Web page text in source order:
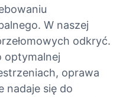
W naszej
odkryć.
optymalnej
oprawa
nadaje się do